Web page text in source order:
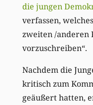
die jungen
verfassen,
zweiten /anderen
vorzuschreiben“.
Nachdem die
kritisch zum
geäußert hatten,